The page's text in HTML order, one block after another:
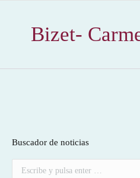
Bizet-
Buscador de noticias